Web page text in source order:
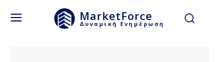
MarketForce
Δυναμική Ενημέρωση